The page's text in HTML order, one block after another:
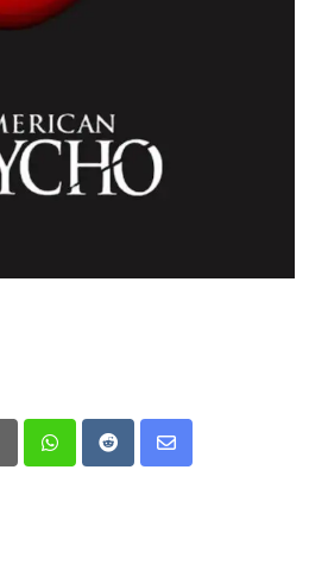
PinterestWhatsappRedditShare